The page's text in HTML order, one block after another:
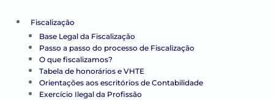
Fiscalização
Base Legal da Fiscalização
Passo a passo do processo de Fiscalização
O que fiscalizamos?
Tabela de honorários e VHTE
Orientações aos escritórios de Contabilidade
Exercício Ilegal da Profissão